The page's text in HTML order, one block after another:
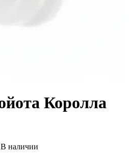
Королла
В наличии